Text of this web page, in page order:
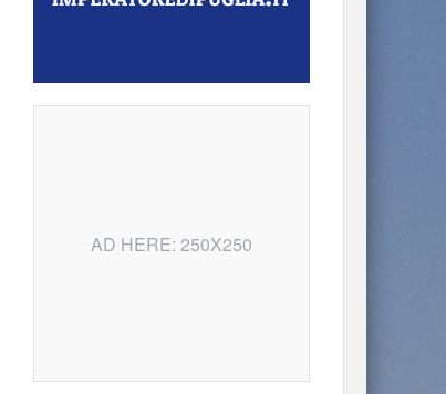
AD HERE: 250X250